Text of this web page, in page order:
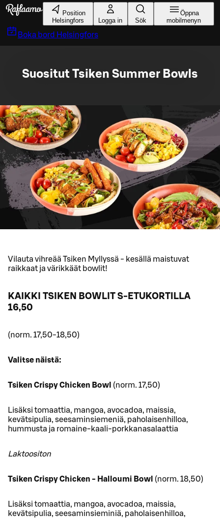
Gå till huvudinnehållet
Position
Helsingfors
Logga in Sök
Öppna
mobilmenyn
Boka bord Helsingfors
Suositut Tsiken Summer Bowls
Vilauta vihreää Tsiken Myllyssä - kesällä maistuvat
raikkaat ja värikkäät bowlit!
KAIKKI TSIKEN BOWLIT S-ETUKORTILLA
16,50
(norm. 17,50-18,50)
Valitse näistä:
Tsiken Crispy Chicken Bowl (norm. 17,50)
Lisäksi tomaattia, mangoa, avocadoa, maissia,
kevätsipulia, seesaminsiemeniä, paholaisenhilloa,
hummusta ja romaine-kaali-porkkanasalaattia
Laktoositon
Tsiken Crispy Chicken - Halloumi Bowl (norm. 18,50)
Lisäksi tomaattia, mangoa, avocadoa, maissia,
kevätsipulia, seesaminsieminiä, paholaisenhilloa,